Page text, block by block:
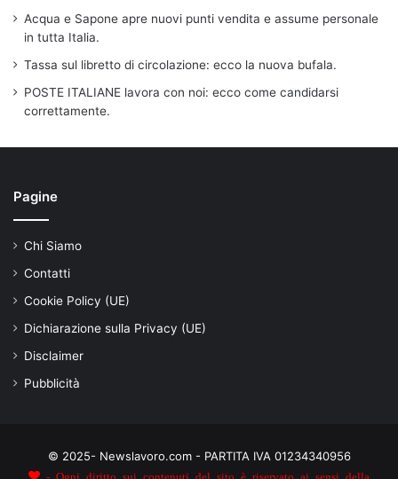
Acqua e Sapone apre nuovi punti vendita e assume personale
in tutta Italia.
Tassa sul libretto di circolazione: ecco la nuova bufala.
POSTE ITALIANE lavora con noi: ecco come candidarsi
correttamente.
Pagine
Chi Siamo
Contatti
Cookie Policy (UE)
Dichiarazione sulla Privacy (UE)
Disclaimer
Pubblicità
© 2025- Newslavoro.com - PARTITA IVA 01234340956
- Ogni diritto sui contenuti del sito è riservato ai sensi della